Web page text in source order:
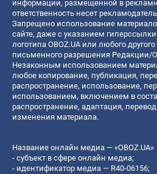
информации, размещенной в
ответственность несет
Запрещено использование
сайте, даже с указанием гиперссылки
логотипа OBOZ.UA или любого
письменного разрешения Редакции/
Незаконным использованием
любое копирование, публикация,
распространение, использование,
использованием, включением в
распространение, адаптация,
изменения материала.
Название онлайн медиа — «OBOZ.UA»
- субъект в сфере онлайн медиа;
- идентификатор медиа — R40-06156;